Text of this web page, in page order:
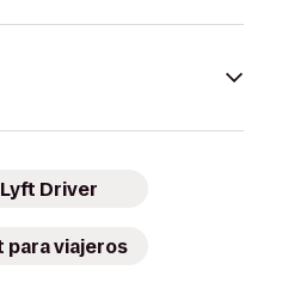
Driver
para viajeros